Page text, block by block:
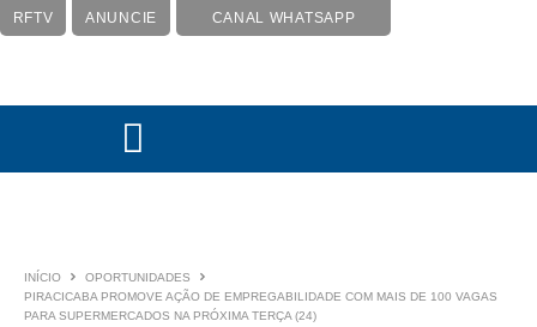
RFTV ANUNCIE CANAL WHATSAPP
INÍCIO
OPORTUNIDADES
PIRACICABA PROMOVE AÇÃO DE EMPREGABILIDADE COM MAIS DE 100 VAGAS
PARA SUPERMERCADOS NA PRÓXIMA TERÇA (24)